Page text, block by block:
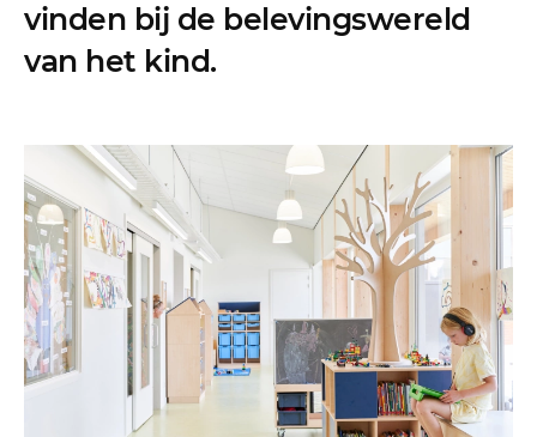
vinden bij de belevingswereld
van het kind.